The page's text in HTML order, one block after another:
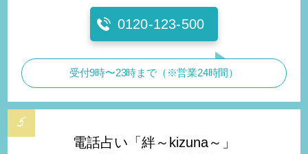
0120-123-500
受付9時〜23時まで（※営業24時間）
電話占い「絆～kizuna～」